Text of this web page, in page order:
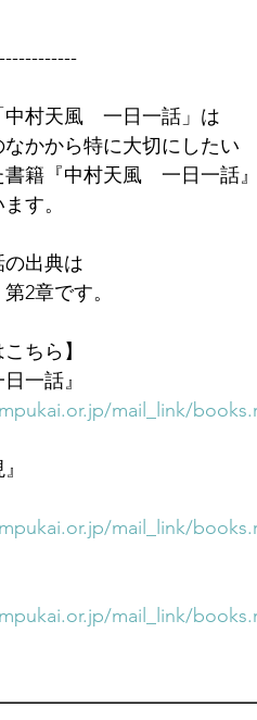
村天風　一日一話」は
かから特に大切にしたい
籍『中村天風　一日一話』
す。
出典は
2章です。
ちら】
一話』
mail_link/
mail_link/
mail_link/